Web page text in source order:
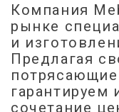
Компания
рынке
и
Предлагая
гарантируем
сочетание